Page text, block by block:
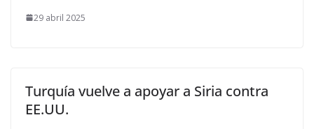
29 abril 2025
Turquía vuelve a apoyar a Siria contra
EE.UU.